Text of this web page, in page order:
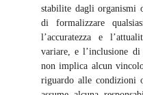
stabilite dagli organismi
di formalizzare
l’accuratezza e
variare, e l’inclusione
non implica alcun
riguardo alle condizioni